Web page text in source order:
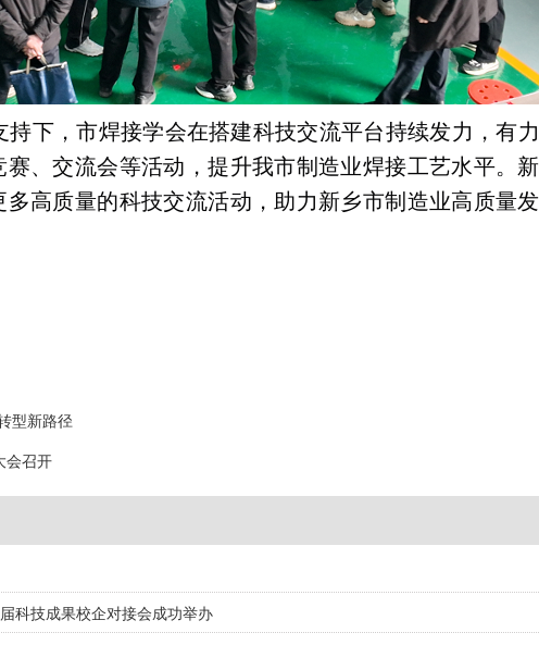
下，市焊接学会在搭建科技交流平台持续发力，有
、交流会等活动，提升我市制造业焊接工艺水平。
高质量的科技交流活动，助力新乡市制造业高质量
型新路径
会召开
科技成果校企对接会成功举办